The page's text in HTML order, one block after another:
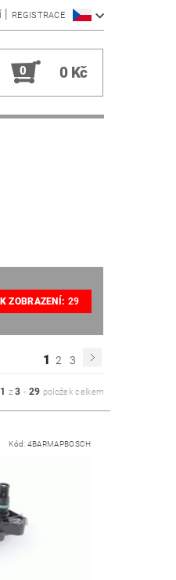
| REGISTRACE
0 0 Kč
ZOBRAZENÍ: 29
1 2 3
1 z3 - 29 položek celkem
Kód: 4BARMAPBOSCH